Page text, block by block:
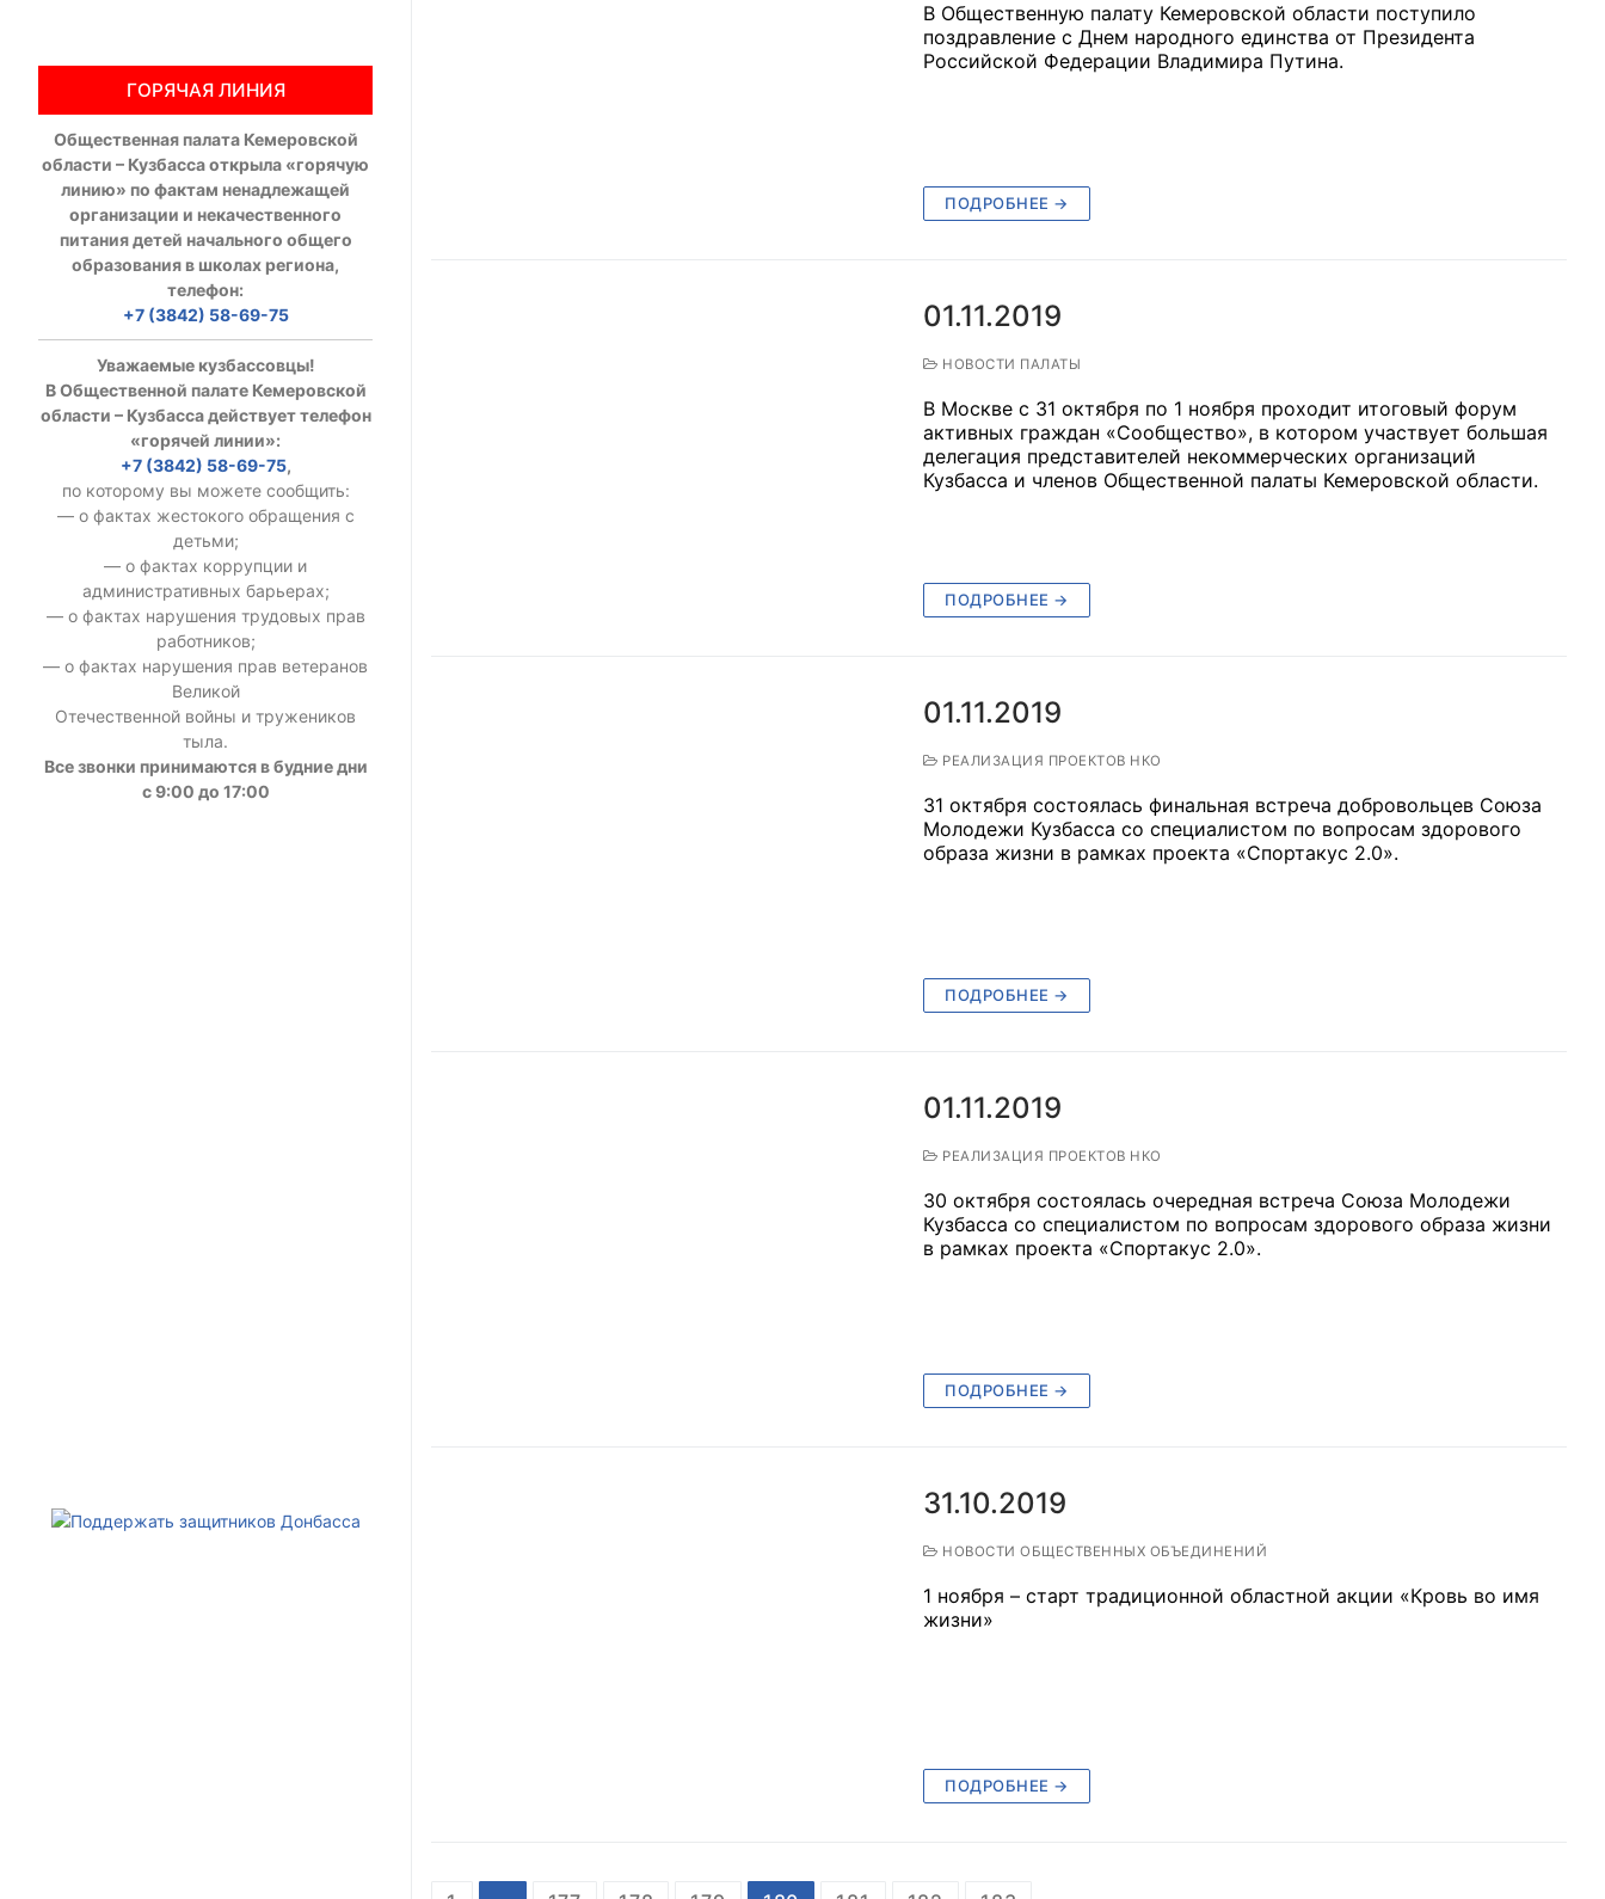
В Общественную палату Кемеровской области поступило
поздравление с Днем народного единства от Президента
Российской Федерации Владимира Путина.
ПОДРОБНЕЕ →
01.11.2019
НОВОСТИ ПАЛАТЫ
В Москве с 31 октября по 1 ноября проходит итоговый форум
активных граждан «Сообщество», в котором участвует большая
делегация представителей некоммерческих организаций
Кузбасса и членов Общественной палаты Кемеровской области.
ПОДРОБНЕЕ →
01.11.2019
РЕАЛИЗАЦИЯ ПРОЕКТОВ НКО
31 октября состоялась финальная встреча добровольцев Союза
Молодежи Кузбасса со специалистом по вопросам здорового
образа жизни в рамках проекта «Спортакус 2.0».
ПОДРОБНЕЕ →
01.11.2019
РЕАЛИЗАЦИЯ ПРОЕКТОВ НКО
30 октября состоялась очередная встреча Союза Молодежи
Кузбасса со специалистом по вопросам здорового образа жизни
в рамках проекта «Спортакус 2.0».
ПОДРОБНЕЕ →
31.10.2019
НОВОСТИ ОБЩЕСТВЕННЫХ ОБЪЕДИНЕНИЙ
1 ноября – старт традиционной областной акции «Кровь во имя
жизни»
ПОДРОБНЕЕ →
ГОРЯЧАЯ ЛИНИЯ
Общественная палата Кемеровской
области – Кузбасса открыла «горячую
линию» по фактам ненадлежащей
организации и некачественного
питания детей начального общего
образования в школах региона,
телефон:
+7 (3842) 58-69-75
Уважаемые кузбассовцы!
В Общественной палате Кемеровской
области – Кузбасса действует телефон
«горячей линии»:
+7 (3842) 58-69-75,
по которому вы можете сообщить:
— о фактах жестокого обращения с
детьми;
— о фактах коррупции и
административных барьерах;
— о фактах нарушения трудовых прав
работников;
— о фактах нарушения прав ветеранов
Великой
Отечественной войны и тружеников
тыла.
Все звонки принимаются в будние дни
с 9:00 до 17:00